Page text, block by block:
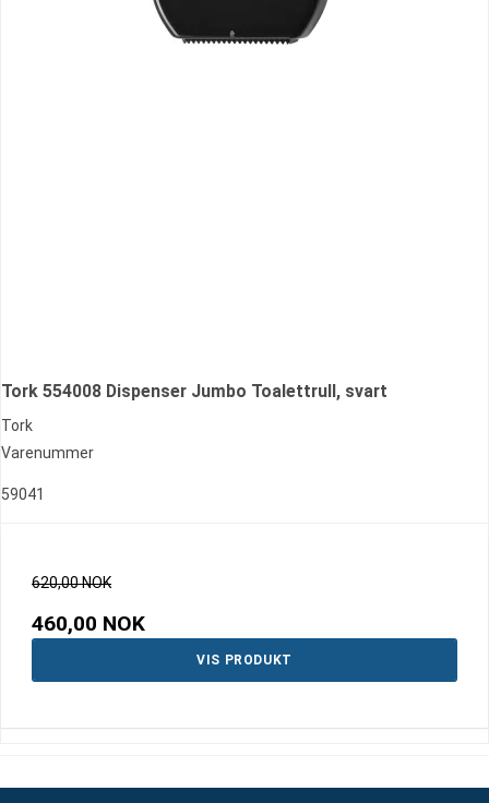
Tork 554008 Dispenser Jumbo Toalettrull, svart
Tork
Varenummer
59041
620,00 NOK
460,00 NOK
VIS PRODUKT